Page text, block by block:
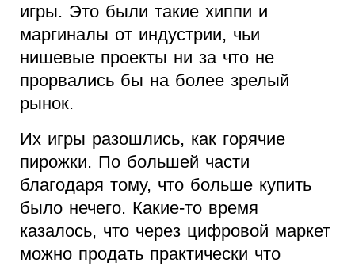
игры. Это были такие хиппи и
маргиналы от индустрии, чьи
нишевые проекты ни за что не
прорвались бы на более зрелый
рынок.
Их игры разошлись, как горячие
пирожки. По большей части
благодаря тому, что больше купить
было нечего. Какие-то время
казалось, что через цифровой маркет
можно продать практически что